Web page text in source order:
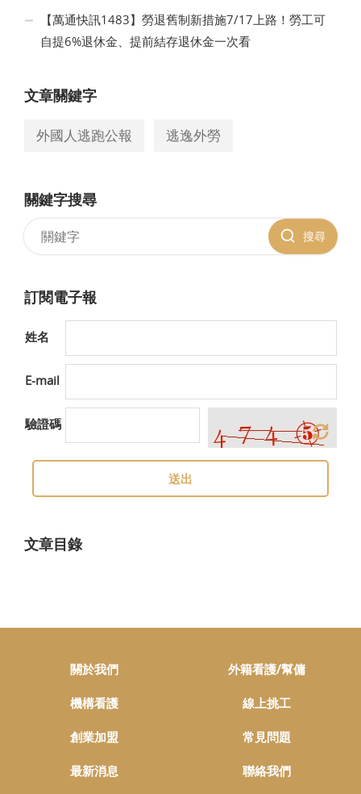
【萬通快訊1483】勞退舊制新措施7/17上路！勞工可
自提6%退休金、提前結存退休金一次看
文章關鍵字
外國人逃跑公報 逃逸外勞
關鍵字搜尋
搜尋
訂閱電子報
姓名
E-mail
驗證碼
送出
文章目錄
關於我們 外籍看護/幫傭
機構看護 線上挑工
創業加盟 常見問題
最新消息 聯絡我們